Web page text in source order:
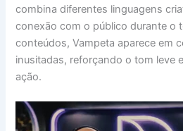
combina diferentes linguagens
conexão com o público durante o
conteúdos, Vampeta aparece em
inusitadas, reforçando o tom leve
ação.